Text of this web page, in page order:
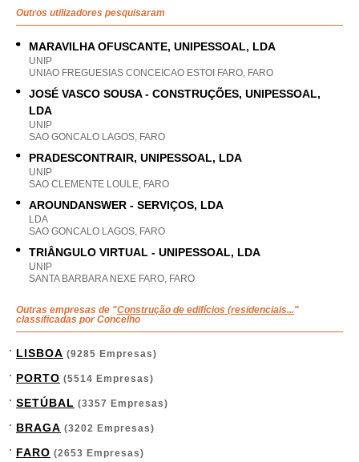
Outros utilizadores pesquisaram
MARAVILHA OFUSCANTE, UNIPESSOAL, LDA
UNIP
UNIAO FREGUESIAS CONCEICAO ESTOI FARO, FARO
JOSÉ VASCO SOUSA - CONSTRUÇÕES, UNIPESSOAL,
LDA
UNIP
SAO GONCALO LAGOS, FARO
PRADESCONTRAIR, UNIPESSOAL, LDA
UNIP
SAO CLEMENTE LOULE, FARO
AROUNDANSWER - SERVIÇOS, LDA
LDA
SAO GONCALO LAGOS, FARO
TRIÂNGULO VIRTUAL - UNIPESSOAL, LDA
UNIP
SANTA BARBARA NEXE FARO, FARO
Outras empresas de "Construção de edifícios (residenciais..."
classificadas por Concelho
LISBOA (9285 Empresas)
PORTO (5514 Empresas)
SETÚBAL (3357 Empresas)
BRAGA (3202 Empresas)
FARO (2653 Empresas)